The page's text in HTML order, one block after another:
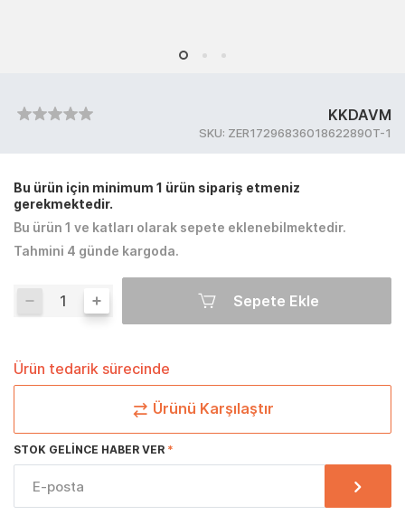
KKDAVM
SKU: ZER17296836018622890T-1
Bu ürün için minimum 1 ürün sipariş etmeniz
gerekmektedir.
Bu ürün 1 ve katları olarak sepete eklenebilmektedir.
Tahmini 4 günde kargoda.
Sepete Ekle
Ürün tedarik sürecinde
Ürünü Karşılaştır
STOK GELINCE HABER VER